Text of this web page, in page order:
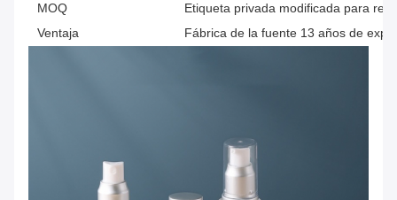
MOQ
Etiqueta privada modificada para
Ventaja
Fábrica de la fuente 13 años de